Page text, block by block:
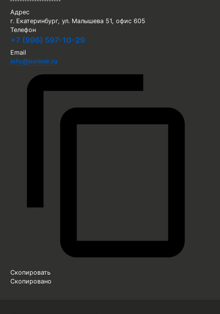
Адрес
г. Екатеринбург, ул. Малышева 51, офис 605
Телефон
+7 (996) 597-10-29
Email
info@borimir.ru
Скопировать
Скопировано